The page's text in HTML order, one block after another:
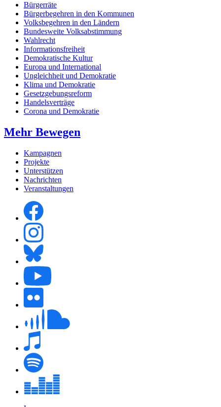
Bürgerräte
Bürgerbegehren in den Kommunen
Volksbegehren in den Ländern
Bundesweite Volksabstimmung
Wahlrecht
Informationsfreiheit
Demokratische Kultur
Europa und International
Ungleichheit und Demokratie
Klima und Demokratie
Gesetzgebungsreform
Handelsverträge
Corona und Demokratie
Mehr Bewegen
Kampagnen
Projekte
Unterstützen
Nachrichten
Veranstaltungen